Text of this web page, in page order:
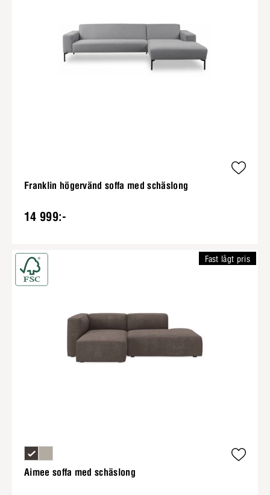
Franklin högervänd soffa med schäslong
14 999:-
Aimee soffa med schäslong
Fast lågt pris